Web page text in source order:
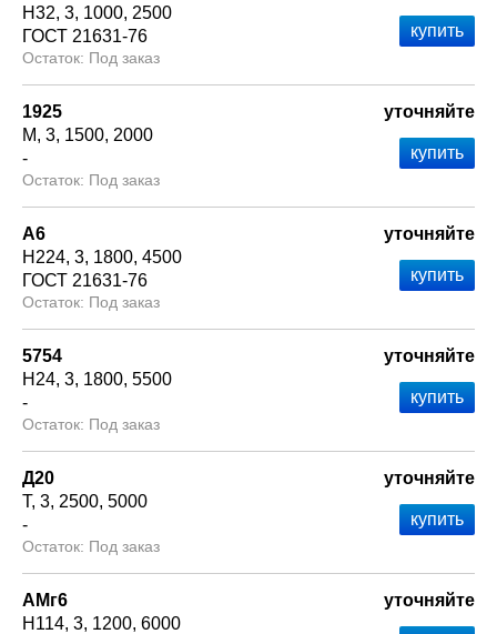
Н32 3 1000 2500
ГОСТ 21631-76
Под заказ
1925
М 3 1500 2000
-
Под заказ
уточняйте
А6
Н224 3 1800 4500
ГОСТ 21631-76
Под заказ
уточняйте
5754
Н24 3 1800 5500
-
Под заказ
уточняйте
Д20
Т 3 2500 5000
-
Под заказ
уточняйте
АМг6
Н114 3 1200 6000
уточняйте